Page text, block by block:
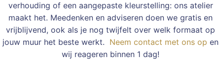
verhouding of een aangepaste kleurstelling: ons atelier
maakt het. Meedenken en adviseren doen we gratis en
vrijblijvend, ook als je nog twijfelt over welk formaat op
jouw muur het beste werkt. Neem contact met ons op en
wij reageren binnen 1 dag!